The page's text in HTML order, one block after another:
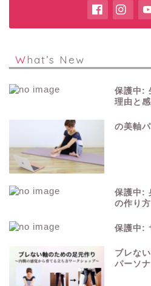
What’s New
保護中:
理由と
の美軸
保護中:
の作り方
保護中:
ブレな
パーソ